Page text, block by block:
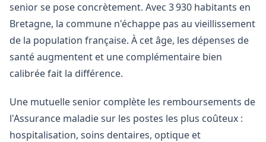
senior se pose concrètement. Avec 3 930 habitants en
Bretagne, la commune n'échappe pas au vieillissement
de la population française. À cet âge, les dépenses de
santé augmentent et une complémentaire bien
calibrée fait la différence.
Une mutuelle senior complète les remboursements de
l'Assurance maladie sur les postes les plus coûteux :
hospitalisation, soins dentaires, optique et